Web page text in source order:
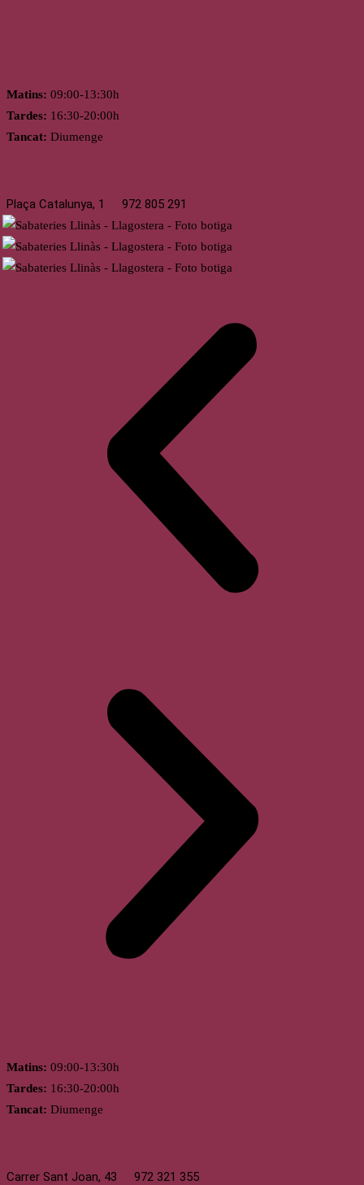
Matins: 09:00-13:30h
Tardes: 16:30-20:00h
Tancat: Diumenge
Plaça Catalunya, 1 972 805 291
Matins: 09:00-13:30h
Tardes: 16:30-20:00h
Tancat: Diumenge
Carrer Sant Joan, 43 972 321 355